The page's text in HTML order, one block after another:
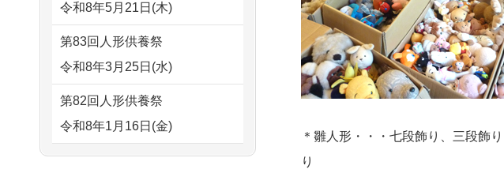
＊雛人形・・・七段飾り、三段飾
り
2026/07/31 08:41
埼玉県の方からお申込み
2026/07/30 22:27
墨田区の方からお申込み
2026/07/30 17:02
神奈川の方からお申込み
が...
達を、ちゃんと供養したく、
供養・処分したいのですが、
お雛様とお内裏様だ...
2024/01/13供養申込みの後、
供養祭までお人形はどうなっ
てるのですか？
令和8年5月21日(木)
第83回人形供養祭
令和8年3月25日(水)
第82回人形供養祭
令和8年1月16日(金)
第81回人形供養祭